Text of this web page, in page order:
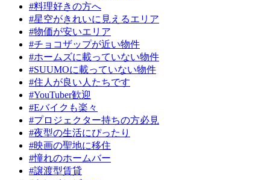
#料理好きの方へ
#星空がきれいに見えるエリア
#物価が安いエリア
#チョコザップが近い物件
#ホームズに載っていない物件
#SUUMOに載っていない物件
#住人が良い人たちです
#YouTuber歓迎
#Eバイクも楽々
#プロジェクター持ちの方必見
#夜型の生活にぴったり
#映画の聖地に移住
#憧れのホームバー
#譲渡型賃貸